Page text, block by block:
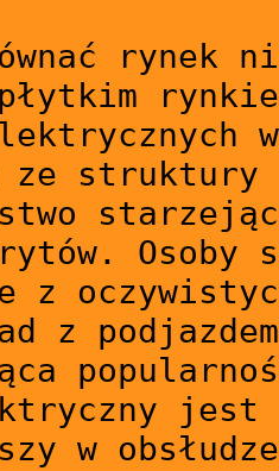
rynek
ze struktury
z
z
w